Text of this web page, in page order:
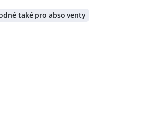
také pro absolventy